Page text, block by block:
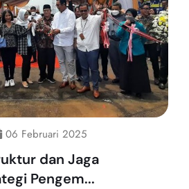
06 Februari 2025
dan Jaga
Pengem...